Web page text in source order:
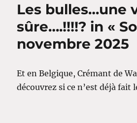
Les bulles…une
sûre….!!!!? in «
novembre 2025
Et en Belgique, Crémant de
découvrez si ce n’est déjà fait